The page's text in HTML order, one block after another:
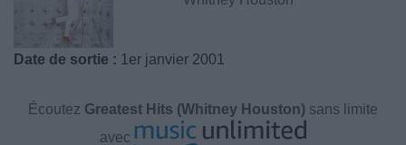
Date de sortie : 1er janvier 2001
Écoutez Greatest Hits (Whitney Houston) sans limite
avec